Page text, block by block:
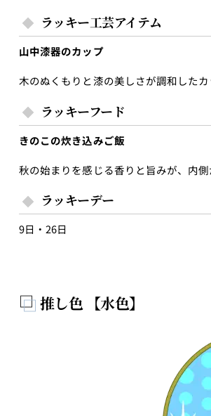
ラッキー工芸アイテム
山中漆器のカップ
木のぬくもりと漆の美しさが調和した
ラッキーフード
きのこの炊き込みご飯
秋の始まりを感じる香りと旨みが、内
ラッキーデー
9日・26日
推し色 【水色】